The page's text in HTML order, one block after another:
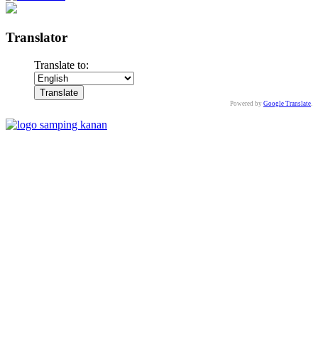
Translator
Translate to:
Powered by Google Translate